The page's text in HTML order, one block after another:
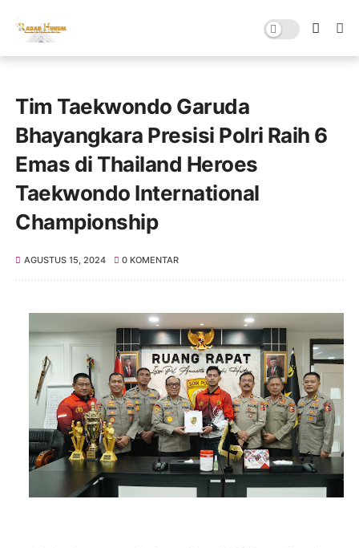
Tim Taekwondo Garuda
Bhayangkara Presisi Polri Raih 6
Emas di Thailand Heroes
Taekwondo International
Championship
AGUSTUS 15, 2024 0 KOMENTAR